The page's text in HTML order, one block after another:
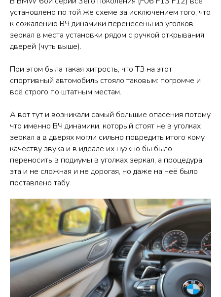
установлено по той же схеме за исключением того, что
к сожалению ВЧ динамики перенесены из уголков
зеркал в места установки рядом с ручкой открывания
дверей (чуть выше).
При этом была такая хитрость, что ТЗ на этот
спортивный автомобиль стояло таковым: погромче и
всё строго по штатным местам.
А вот тут и возникали самый большие опасения потому
что именно ВЧ динамики, который стоят не в уголках
зеркал а в дверях могли сильно повредить итого кому
качеству звука и в идеале их нужно бы было
переносить в подиумы в уголках зеркал, а процедура
эта и не сложная и не дорогая, но даже на неё было
поставлено табу.